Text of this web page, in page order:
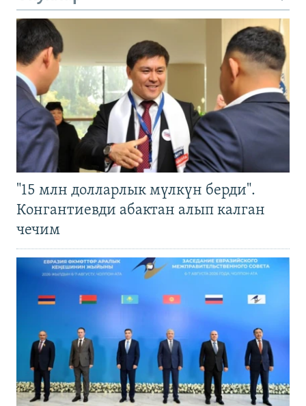
"15 млн долларлык мүлкүн берди".
Конгантиевди абактан алып калган
чечим